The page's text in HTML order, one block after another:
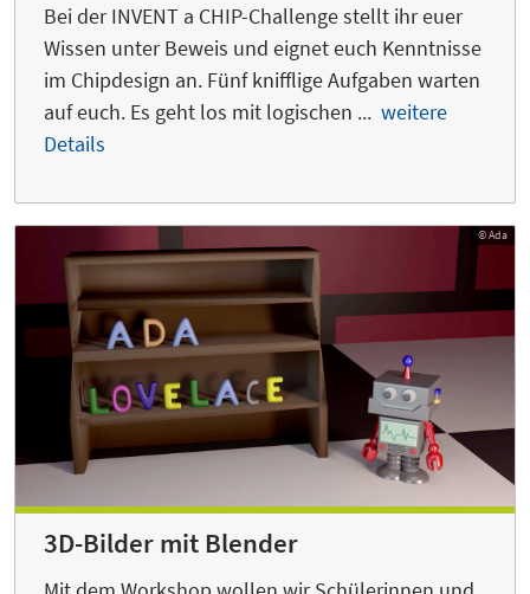
Bei der INVENT a CHIP-Challenge stellt ihr euer
Wissen unter Beweis und eignet euch Kenntnisse
im Chipdesign an. Fünf knifflige Aufgaben warten
auf euch. Es geht los mit logischen ... weitere
Details
© Ada
3D-Bilder mit Blender